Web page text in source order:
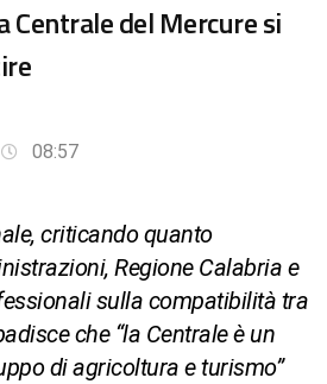
Centrale del Mercure si
08:57
criticando quanto
Regione Calabria e
sulla compatibilità tra
che “la Centrale è un
di agricoltura e turismo”